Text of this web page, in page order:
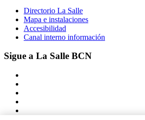
Directorio La Salle
Mapa e instalaciones
Accesibilidad
Canal interno información
Sigue a La Salle BCN